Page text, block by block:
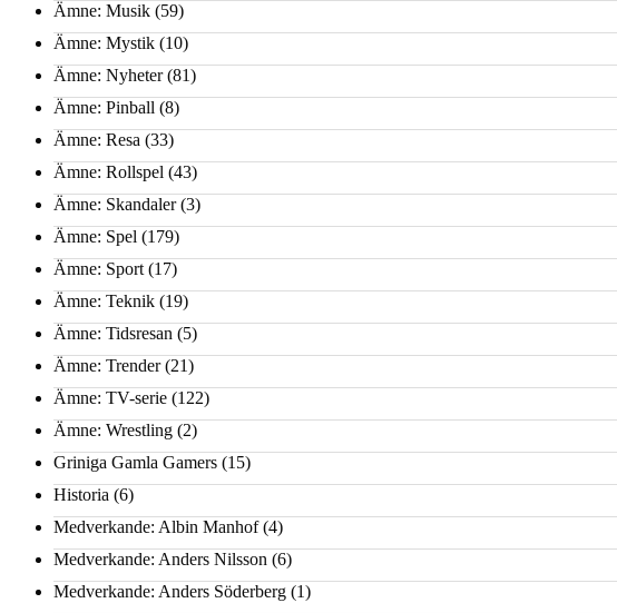
Ämne: Musik (59)
Ämne: Mystik (10)
Ämne: Nyheter(81)
Ämne: Pinball (8)
Ämne: Resa (33)
Ämne: Rollspel (43)
Ämne: Skandaler(3)
Ämne: Spel (179)
Ämne: Sport (17)
Ämne: Teknik (19)
Ämne: Tidsresan (5)
Ämne: Trender(21)
Ämne: TV-serie (122)
Ämne: Wrestling (2)
Griniga Gamla Gamers (15)
Historia (6)
Medverkande: Albin Manhof(4)
Medverkande: Anders Nilsson (6)
Medverkande: Anders Söderberg (1)